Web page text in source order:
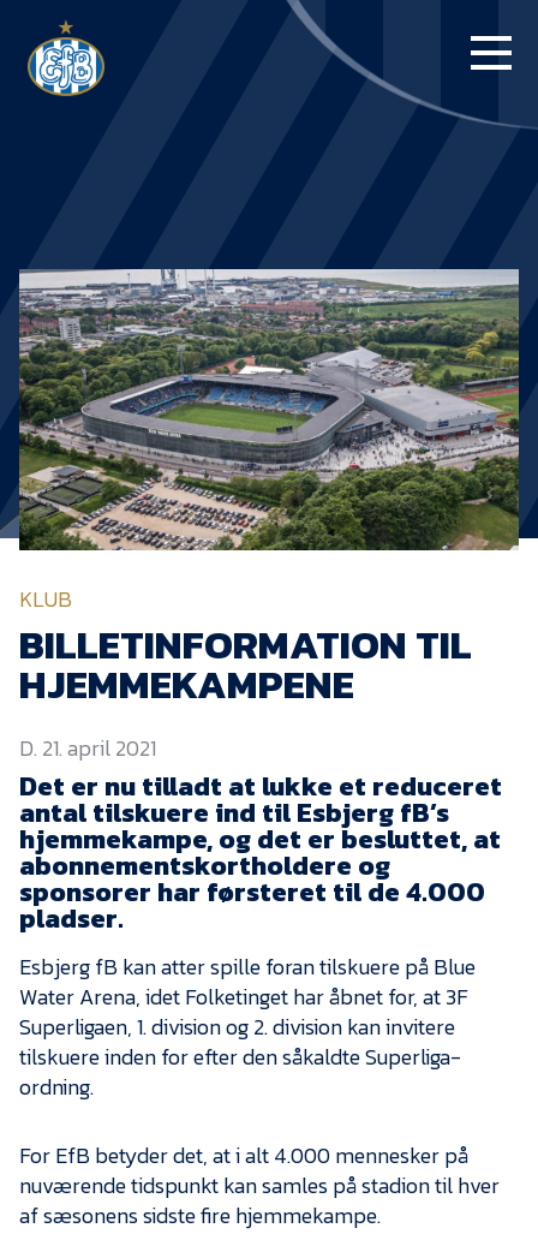
BILLETTER
HERREHOLDET
KAMPDAG PÅ
BLUE WATER
ARENA
NYHEDER
EfB Akademi
Sydvestjysk Fodbold
Samarbejde
Partnere
Blue Water Arena
Kontakt
Job i EfB
KLUB
BILLETINFORMATION TIL
HJEMMEKAMPENE
D. 21. april 2021
Det er nu tilladt at lukke et reduceret
antal tilskuere ind til Esbjerg fB’s
hjemmekampe, og det er besluttet, at
abonnementskortholdere og
sponsorer har førsteret til de 4.000
pladser.
Esbjerg fB kan atter spille foran tilskuere på Blue
Water Arena, idet Folketinget har åbnet for, at 3F
Superligaen, 1. division og 2. division kan invitere
tilskuere inden for efter den såkaldte Superliga-
ordning.
For EfB betyder det, at i alt 4.000 mennesker på
nuværende tidspunkt kan samles på stadion til hver
af sæsonens sidste fire hjemmekampe.